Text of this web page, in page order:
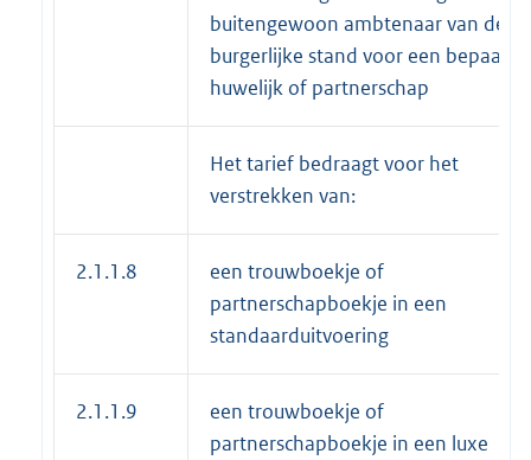
buitengewoon ambtenaar van de
burgerlijke stand voor een bepaald
huwelijk of partnerschap
Het tarief bedraagt voor het
verstrekken van:
2.1.1.8
een trouwboekje of
partnerschapboekje in een
standaarduitvoering
2.1.1.9
een trouwboekje of
partnerschapboekje in een luxe